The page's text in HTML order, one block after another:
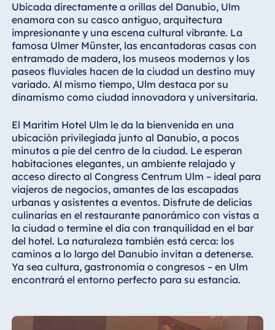
Hotel Ingolstadt
Hotel Bellevue
Kiel
Hotel Köln
Hotel
Königswinter
Hotel München
Hotel Stuttgart
Seehotel
Timmendorfer
Strand
TitiseeHotel
Titisee-Neustadt
Strandhotel
Travemünde
Hotel Ulm
Ubicada directamente a orillas del Danubio, Ulm
enamora con su casco antiguo, arquitectura
impresionante y una escena cultural vibrante. La
famosa Ulmer Münster, las encantadoras casas con
entramado de madera, los museos modernos y los
paseos fluviales hacen de la ciudad un destino muy
variado. Al mismo tiempo, Ulm destaca por su
dinamismo como ciudad innovadora y universitaria.
El Maritim Hotel Ulm le da la bienvenida en una
ubicación privilegiada junto al Danubio, a pocos
minutos a pie del centro de la ciudad. Le esperan
habitaciones elegantes, un ambiente relajado y
acceso directo al Congress Centrum Ulm – ideal para
viajeros de negocios, amantes de las escapadas
urbanas y asistentes a eventos. Disfrute de delicias
culinarias en el restaurante panorámico con vistas a
la ciudad o termine el día con tranquilidad en el bar
del hotel. La naturaleza también está cerca: los
caminos a lo largo del Danubio invitan a detenerse.
Ya sea cultura, gastronomía o congresos – en Ulm
encontrará el entorno perfecto para su estancia.